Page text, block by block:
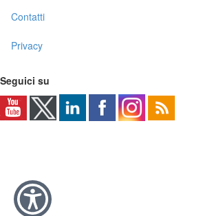
Contatti
Privacy
Seguici su